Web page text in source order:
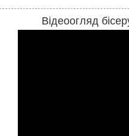
Відеоогляд